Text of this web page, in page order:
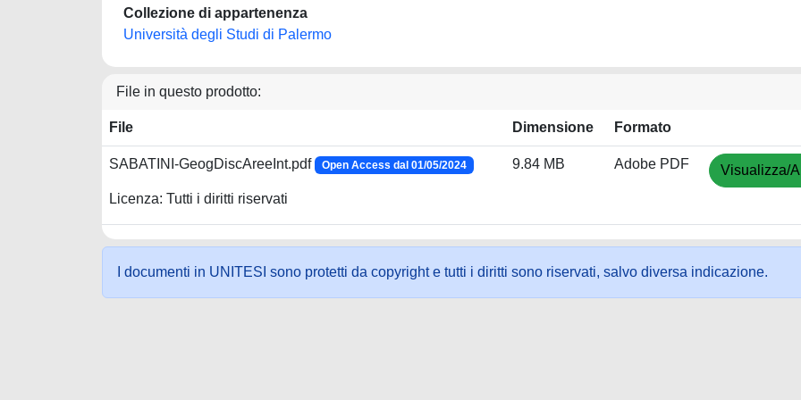
Collezione di appartenenza
Università degli Studi di Palermo
File in questo prodotto:
File Dimensione Formato
SABATINI-GeogDiscAreeInt.pdf Open Access dal 01/05/2024
Licenza: Tutti i diritti riservati
9.84 MB Adobe PDF Visualizza/
I documenti in UNITESI sono protetti da copyright e tutti i diritti sono riservati, salvo diversa indicazione.